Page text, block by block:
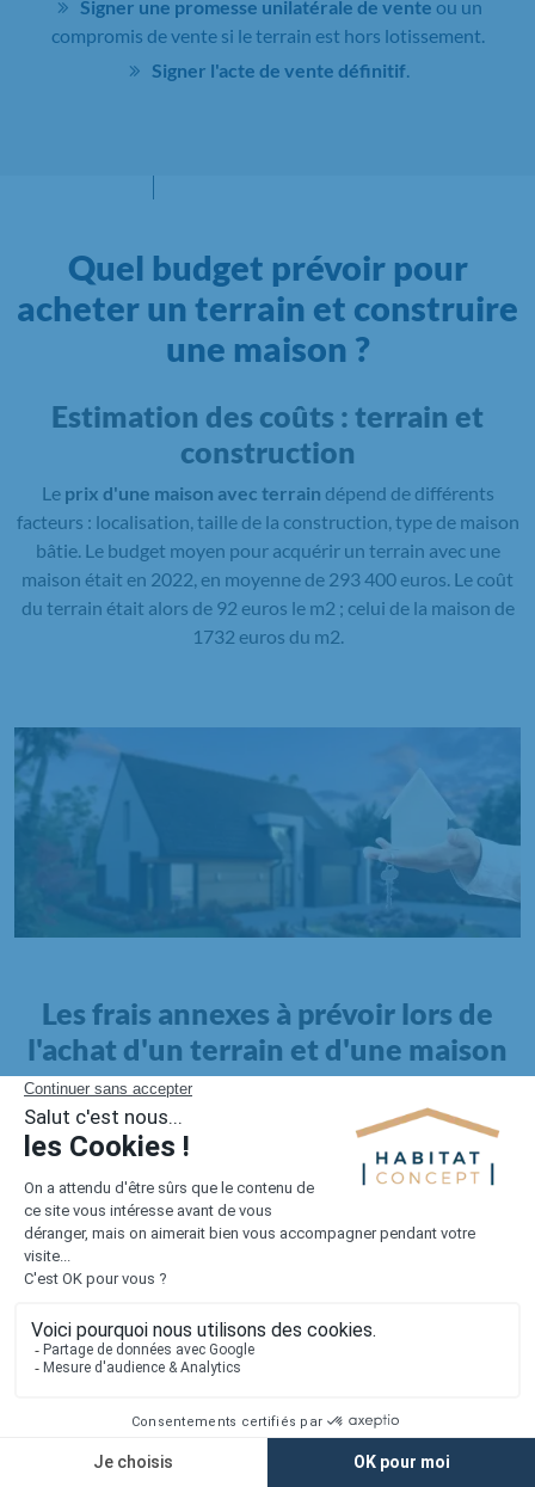
Signer une promesse unilatérale de vente ou un
compromis de vente si le terrain est hors lotissement.
Signer l'acte de vente définitif
Quel budget prévoir pour
acheter un terrain et construire
une maison ?
Estimation des coûts : terrain et
construction
Le prix d'une maison avec terrain dépend de différents
facteurs : localisation, taille de la construction, type de maison
bâtie. Le budget moyen pour acquérir un terrain avec une
maison était en 2022, en moyenne de 293 400 euros. Le coût
du terrain était alors de 92 euros le m2 ; celui de la maison de
1732 euros du m2.
Les frais annexes à prévoir lors de
l'achat d'un terrain et d'une maison
Il faut également intégrer à votre budget, les
pour la maison. Outre l'achat du terrain et la construction, il
faut prendre en compte la viabilisation si elle n'est pas
proposée par le constructeur. Les frais de raccordements et les
taxes éventuelles coûtent entre 5 000 et 15 000 euros selon la
localisation du terrain et son accès.
Quant auxfrais de notaire
Lorsque vous vous tournez vers une maison existante, il sera
nécessaire de faire des travaux de rénovation. Ceux-ci sont
souvent coûteux et doivent être ajoutés au prix de l'achat